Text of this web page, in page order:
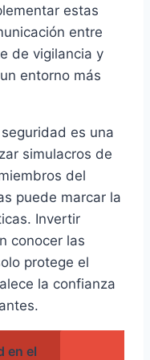
estas
entre
de vigilancia y
entorno más
es una
simulacros de
del
puede marcar la
Invertir
conocer las
protege el
la confianza
en el